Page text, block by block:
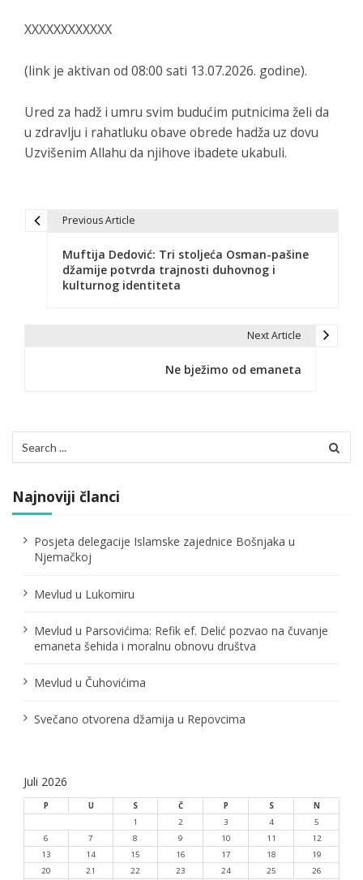
XXXXXXXXXXXX
(link je aktivan od 08:00 sati 13.07.2026. godine).
Ured za hadž i umru svim budućim putnicima želi da
u zdravlju i rahatluku obave obrede hadža uz dovu
Uzvišenim Allahu da njihove ibadete ukabuli.
i
j
a
a
a
k
Previous Article
Muftija Dedović: Tri stoljeća Osman-pašine
džamije potvrda trajnosti duhovnog i
kulturnog identiteta
Next Article
Ne bježimo od emaneta
for:
Najnoviji članci
Posjeta delegacije Islamske zajednice Bošnjaka u
Njemačkoj
Mevlud u Lukomiru
Mevlud u Parsovićima: Refik ef. Delić pozvao na čuvanje
emaneta šehida i moralnu obnovu društva
Mevlud u Čuhovićima
Svečano otvorena džamija u Repovcima
Juli 2026
P U S Č P S
N
1
2 3 4
5
6
7 8 9 10 11
12
13
14 15 16 17 18
19
20
21 22 23 24 25
26